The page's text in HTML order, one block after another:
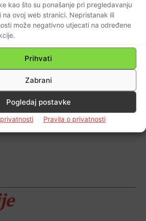
kao što su ponašanje pri pregledavanju
na ovoj web stranici. Nepristanak ili
može negativno utjecati na određene
Prihvati
Zabrani
Pogledaj postavke
Pravila o privatnosti
Grand Slam turnira. Odlična
2018. godinu u kojoj slijedi
za mjesto na
u Tokiju 2020. godine.
osvojila 1260
približava Top tri
svijetu u svojoj kategoriji.